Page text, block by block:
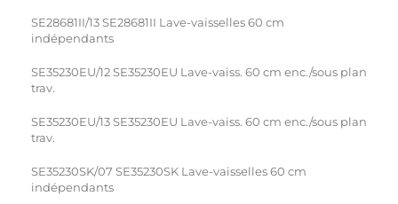
SE28681II/13 SE28681II Lave-vaisselles 60 cm
indépendants
SE35230EU/12 SE35230EU Lave-vaiss. 60 cm enc./sous plan
trav.
SE35230EU/13 SE35230EU Lave-vaiss. 60 cm enc./sous plan
trav.
SE35230SK/07 SE35230SK Lave-vaisselles 60 cm
indépendants